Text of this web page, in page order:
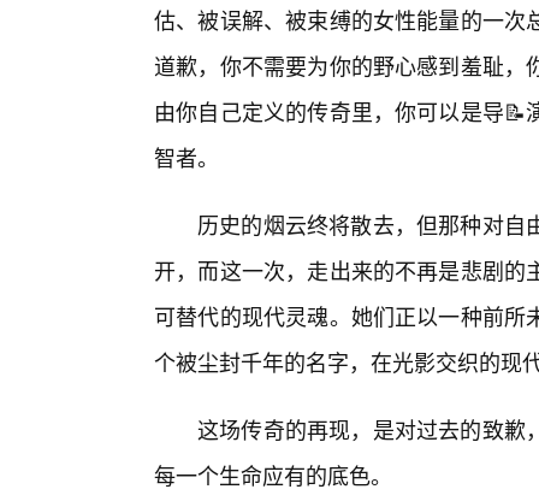
估、被误解、被束缚的女性能量的一
道歉，你不需要为你的野心感到羞耻
由你自己定义的传奇里，你可以是导
智者。
历史的烟云终将散去，但那种对
开，而这一次，走出来的不再是悲剧
可替代的现代灵魂。她们正以一种前
个被尘封千年的名字，在光影交织的现
这场传奇的再现，是对过去的致
每一个生命应有的底色。